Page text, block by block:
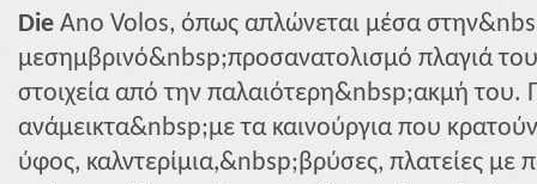
Die Ano Volos, όπως απλώνεται μέσα
μεσημβρινό&nbsp;προσανατολισμό πλαγιά
στοιχεία από την παλαιότερη&nbsp;ακμή του.
ανάμεικτα&nbsp;με τα καινούργια που
ύφος, καλντερίμια,&nbsp;βρύσες, πλατείες με